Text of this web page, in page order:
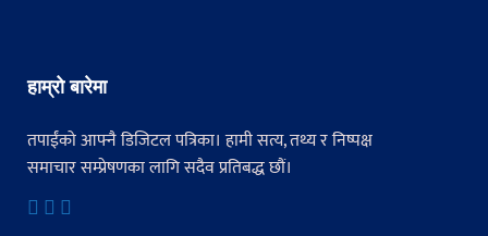
हाम्रो बारेमा
तपाईंको आफ्नै डिजिटल पत्रिका। हामी सत्य, तथ्य र निष्पक्ष
समाचार सम्प्रेषणका लागि सदैव प्रतिबद्ध छौं।